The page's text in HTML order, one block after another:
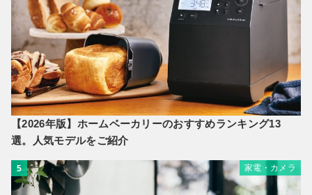
【2026年版】ホームベーカリーのおすすめランキング13
選。人気モデルをご紹介
5 家電・カメラ